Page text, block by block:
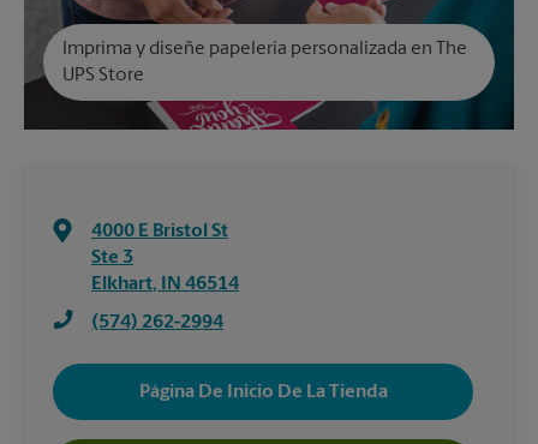
Imprima y diseñe papelería personalizada en The
UPS Store
4000 E Bristol St
Ste 3
Elkhart, IN 46514
(574) 262-2994
Página De Inicio De La Tienda